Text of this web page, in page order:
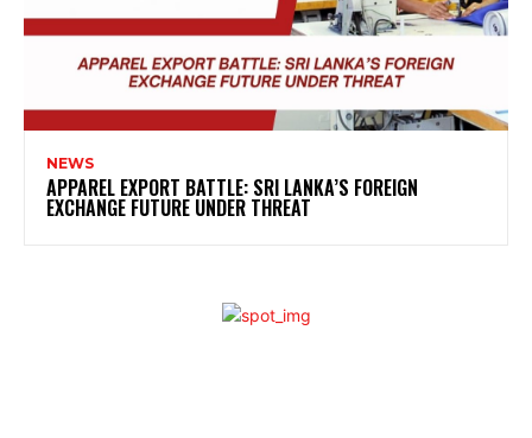
NEWS
APPAREL EXPORT BATTLE: SRI LANKA’S FOREIGN
EXCHANGE FUTURE UNDER THREAT